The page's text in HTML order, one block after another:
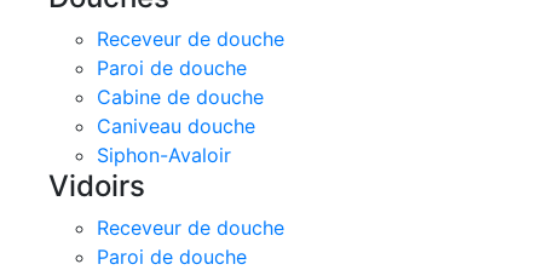
Receveur de douche
Paroi de douche
Cabine de douche
Caniveau douche
Siphon-Avaloir
Vidoirs
Receveur de douche
Paroi de douche